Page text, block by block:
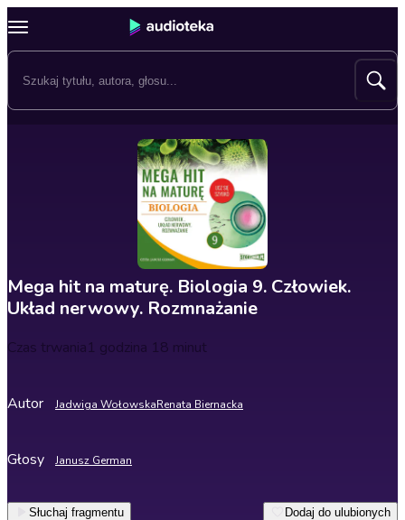
Mega hit na maturę. Biologia 9. Człowiek.
Układ nerwowy. Rozmnażanie
Czas trwania1 godzina 18 minut
Autor Jadwiga WołowskaRenata Biernacka
Głosy Janusz German
Słuchaj fragmentu Dodaj do ulubionych